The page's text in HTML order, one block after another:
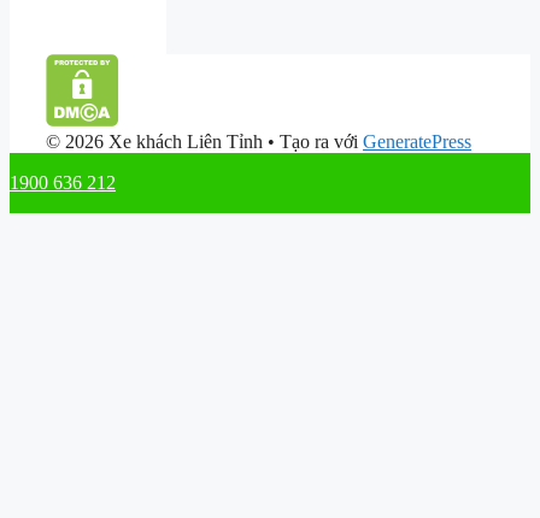
© 2026 Xe khách Liên Tỉnh • Tạo ra với GeneratePress
1900 636 212